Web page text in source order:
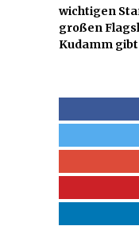
wichtigen
großen
Kudamm